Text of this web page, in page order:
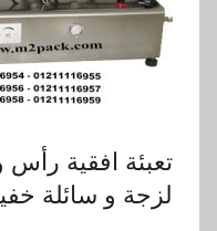
تعبئة افقية رأس
لزجة و سائلة